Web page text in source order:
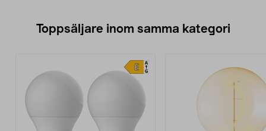
Toppsäljare inom samma kategori